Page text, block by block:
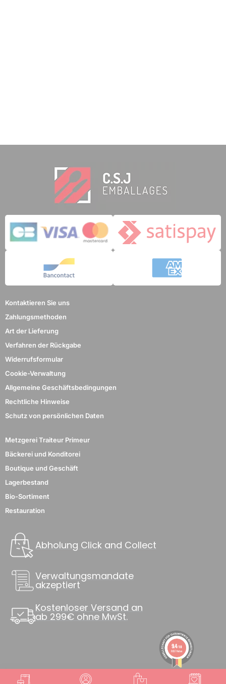
Kontaktieren Sie uns
Zahlungsmethoden
Art der Lieferung
Verfahren der Rückgabe
Widerrufsformular
Cookie-Verwaltung
Allgemeine Geschäftsbedingungen
Rechtliche Hinweise
Schutz von persönlichen Daten
Metzgerei Traiteur Primeur
Bäckerei und Konditorei
Boutique und Geschäft
Lagerbestand
Bio-Sortiment
Restauration
Abholung Click and Collect
Verwaltungsmandate
akzeptiert
Kostenloser Versand an
ab 299€ ohne MwSt.
9.4/10
8837 Noten